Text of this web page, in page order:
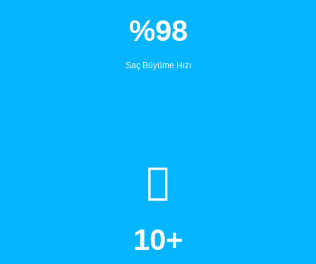
%98
Saç Büyüme Hızı
10+